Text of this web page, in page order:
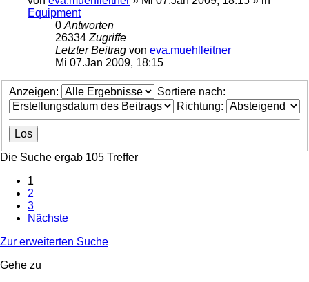
Equipment
0 Antworten
26334 Zugriffe
Letzter Beitrag von eva.muehlleitner
Mi 07.Jan 2009, 18:15
Anzeigen:
Sortiere nach:
Richtung:
Die Suche ergab 105 Treffer
1
2
3
Nächste
Zur erweiterten Suche
Gehe zu